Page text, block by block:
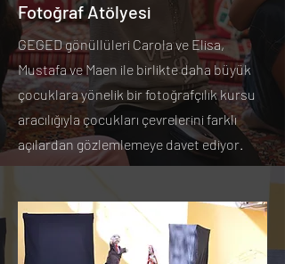
Fotoğraf Atölyesi
GEGED gönüllüleri Carola ve Elisa,
Mustafa ve Maen ile birlikte daha büyük
çocuklara yönelik bir fotoğrafçılık kursu
aracılığıyla çocukları çevrelerini farklı
açılardan gözlemlemeye davet ediyor.